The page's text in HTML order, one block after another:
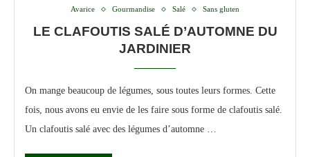
Avarice Gourmandise Salé Sans gluten
LE CLAFOUTIS SALÉ D’AUTOMNE DU
JARDINIER
On mange beaucoup de légumes, sous toutes leurs formes. Cette
fois, nous avons eu envie de les faire sous forme de clafoutis salé.
Un clafoutis salé avec des légumes d’automne …